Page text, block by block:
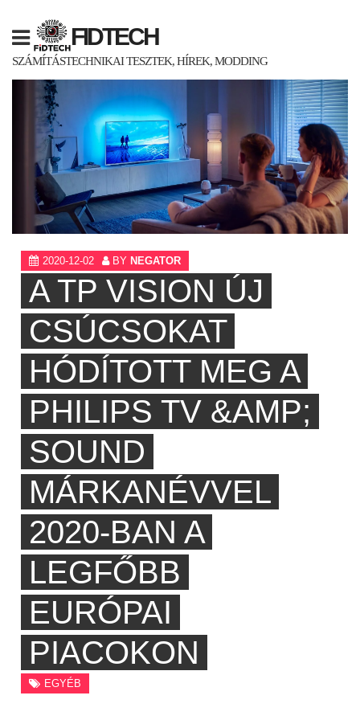
content
FIDTECH
SZÁMÍTÁSTECHNIKAI TESZTEK, HÍREK, MODDING
2020-12-02 BY NEGATOR
A TP VISION ÚJ
CSÚCSOKAT
HÓDÍTOTT MEG A
PHILIPS TV &AMP;
SOUND
MÁRKANÉVVEL
2020-BAN A
LEGFŐBB
EURÓPAI
PIACOKON
EGYÉB